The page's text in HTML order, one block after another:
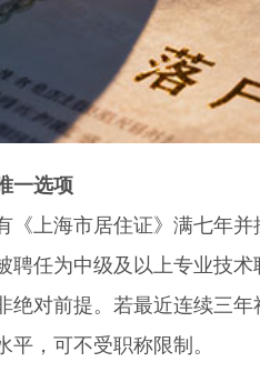
一选项
上海市居住证》满七年并
聘任为中级及以上专业技
绝对前提。若最近连续三
平，可不受职称限制。